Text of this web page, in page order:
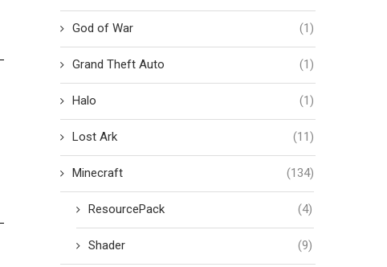
God of War (1)
Grand Theft Auto (1)
Halo (1)
Lost Ark (11)
Minecraft (134)
ResourcePack (4)
Shader (9)